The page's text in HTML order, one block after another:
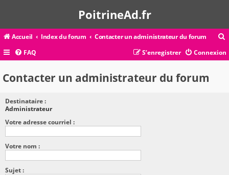
PoitrineAd.fr
Accueil Index du forum Contacter un administrateur du forum
c
FAQ Connexion
S’enregistrer
Contacter un administrateur du forum
Destinataire :
Administrateur
Votre adresse courriel :
Votre nom :
Sujet :